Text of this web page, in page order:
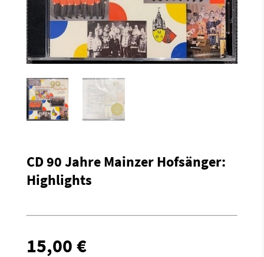
CD 90 Jahre Mainzer Hofsänger:
Highlights
15,00 €